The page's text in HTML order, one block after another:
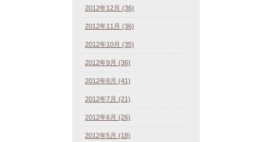
2012年12月 (36)
2012年11月 (36)
2012年10月 (35)
2012年9月 (36)
2012年8月 (41)
2012年7月 (21)
2012年6月 (26)
2012年5月 (18)